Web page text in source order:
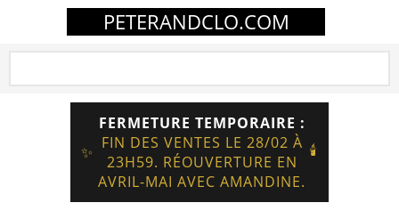
PETERANDCLO.COM
✨
FERMETURE TEMPORAIRE :
FIN DES VENTES LE 28/02 À
23H59. RÉOUVERTURE EN
AVRIL-MAI AVEC AMANDINE.
🕯️